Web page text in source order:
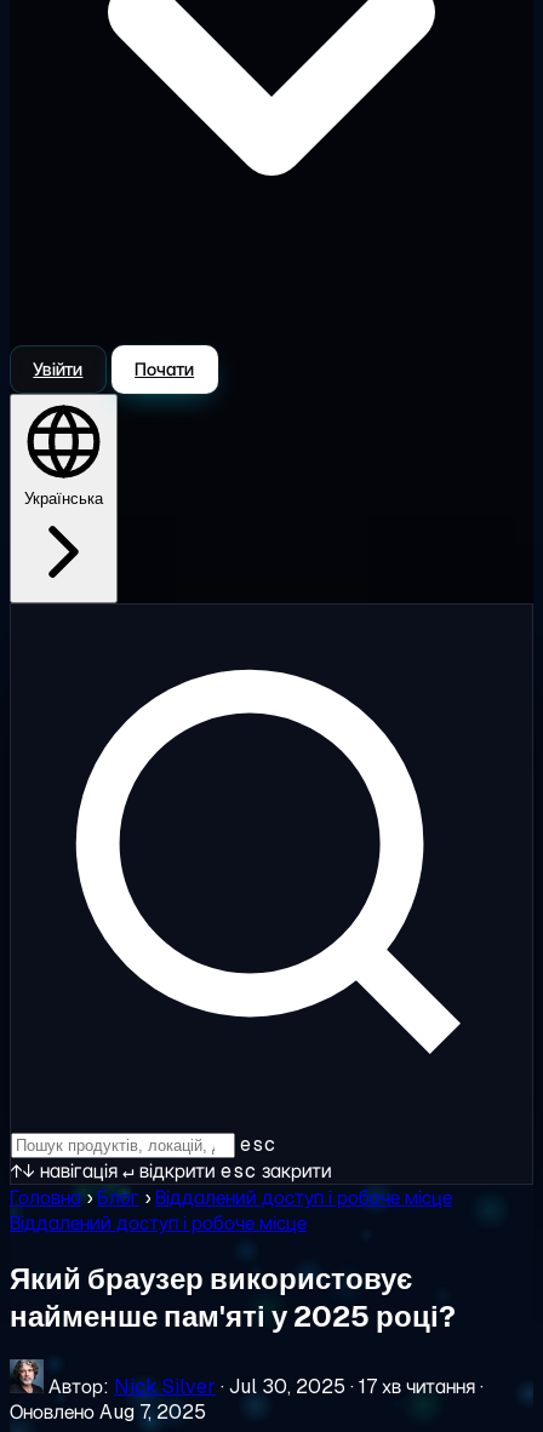
Увійти Почати
Українська
esc
↑↓ навігація↵відкрити esc закрити
Головна ›Блог ›Віддалений доступ і робоче місце
Віддалений доступ і робоче місце
Який браузер використовує
найменше пам'яті у 2025 році?
Автор: Nick Silver ·Jul 30, 2025 ·17 хв читання·
Оновлено Aug 7, 2025